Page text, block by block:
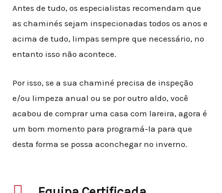
Antes de tudo, os especialistas recomendam que
as chaminés sejam inspecionadas todos os anos e
acima de tudo, limpas sempre que necessário, no
entanto isso não acontece.
Por isso, se a sua chaminé precisa de inspeção
e/ou limpeza anual ou se por outro aldo, você
acabou de comprar uma casa com lareira, agora é
um bom momento para programá-la para que
desta forma se possa aconchegar no inverno.